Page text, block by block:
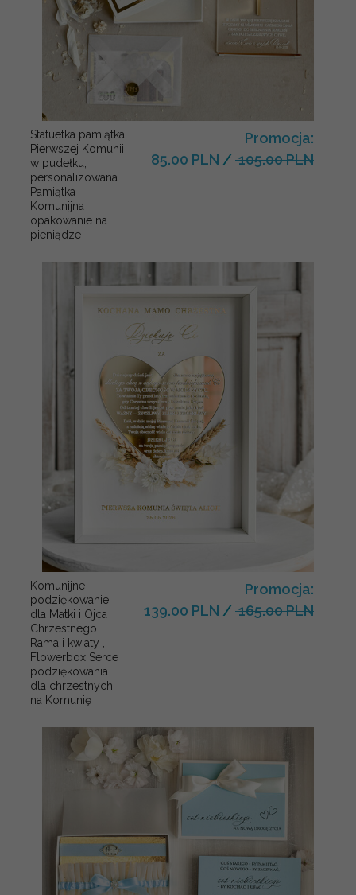
Statuetka pamiątka
Pierwszej Komunii
w pudełku,
personalizowana
Pamiątka
Komunijna
opakowanie na
pieniądze
Promocja:
85.00 PLN / 105.00 PLN
Komunijne
podziękowanie
dla Matki i Ojca
Chrzestnego
Rama i kwiaty ,
Flowerbox Serce
podziękowania
dla chrzestnych
na Komunię
Promocja:
139.00 PLN / 165.00 PLN